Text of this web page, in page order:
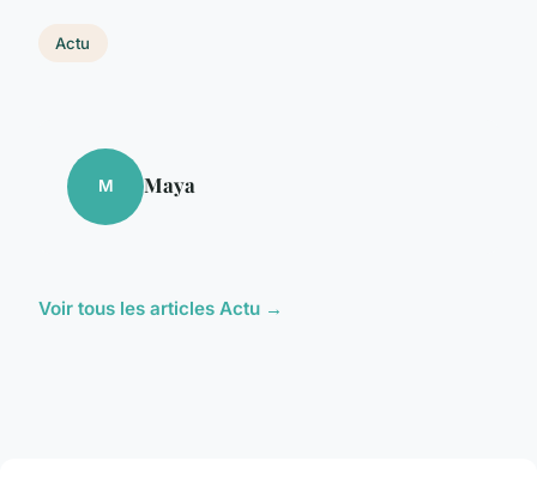
Actu
M Maya
Voir tous les articles Actu →